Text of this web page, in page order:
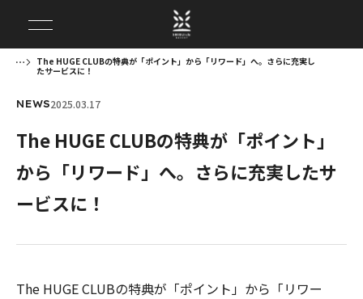
The HUGE CLUBの特典が「ポイント」から「リワード」へ。さらに充実し
たサービスに！
NEWS2025.03.17
The HUGE CLUBの特典が「ポイント」
から「リワード」へ。さらに充実したサ
ービスに！
The HUGE CLUBの特典が「ポイント」から「リワー